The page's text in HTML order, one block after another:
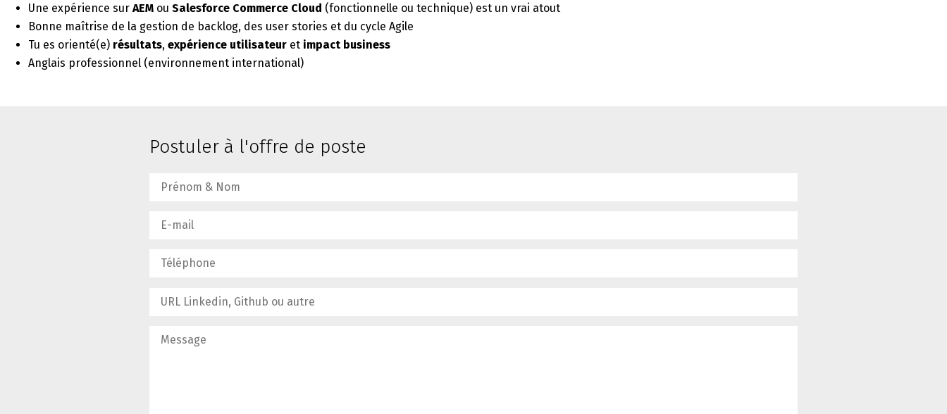
Une expérience sur AEM ou Salesforce Commerce Cloud (fonctionnelle ou technique) est un vrai atout
Bonne maîtrise de la gestion de backlog, des user stories et du cycle Agile
Tu es orienté(e) résultats, expérience utilisateur et impact business
Anglais professionnel (environnement international)
Postuler à l'offre de poste